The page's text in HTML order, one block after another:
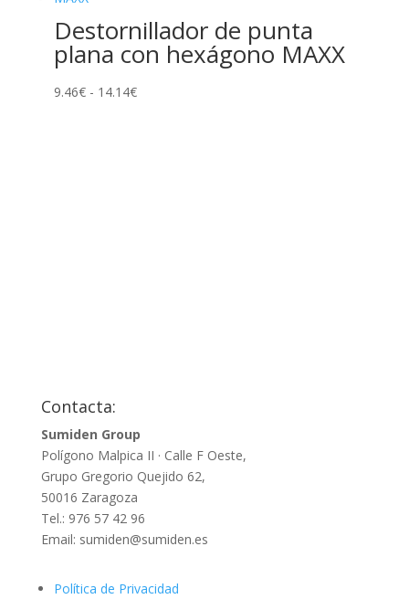
hasta
65.77€
Destornillador de punta
plana con hexágono MAXX
9.46€ - 14.14€Rango
Contacta:
Sumiden Group
Polígono Malpica II · Calle F Oeste,
Grupo Gregorio Quejido 62,
50016 Zaragoza
Tel.: 976 57 42 96
Email: sumiden@sumiden.es
Política de Privacidad